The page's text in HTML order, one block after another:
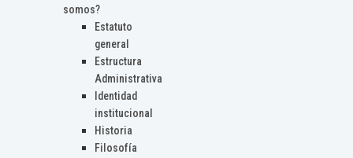
somos?
Estatuto
general
Estructura
Administrativa
Identidad
institucional
Historia
Filosofía